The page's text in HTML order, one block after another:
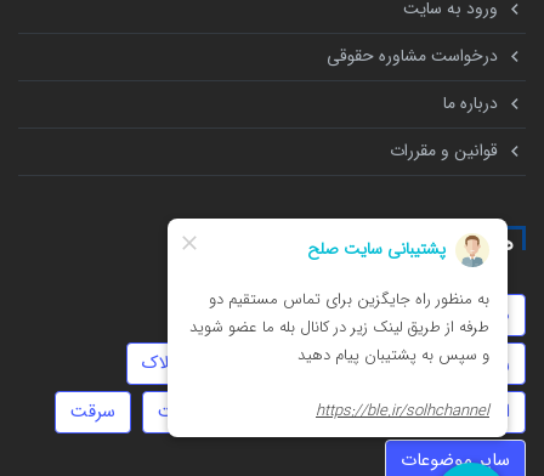
ورود به سایت
درخواست مشاوره حقوقی
درباره ما
قوانین و مقررات
همه چیز درباره
موجر و مستاجر کلاهبرداری
توهین
روابط نامشروع
استارتاپ
املاک
امور مالیاتی
زورگیری تهمت
سرقت
سایر موضوعات